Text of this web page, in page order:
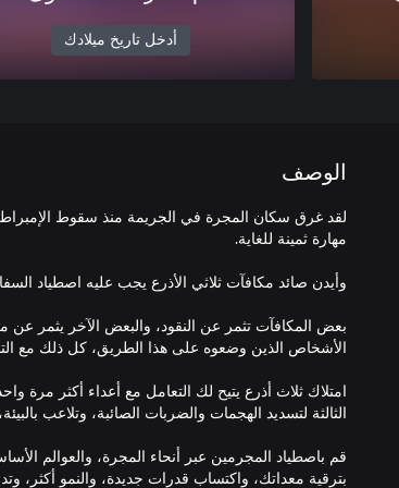
أدخل تاريخ ميلادك
الوصف
لقد غرق سكان المجرة في الجريمة منذ سقوط
بعض المكافآت تثمر عن النقود، والبعض الآخر يثمر عن
امتلاك ثلاث أذرع يتيح لك التعامل مع أعداء أكثر مرة
قم باصطياد المجرمين عبر أنحاء المجرة، والعوالم